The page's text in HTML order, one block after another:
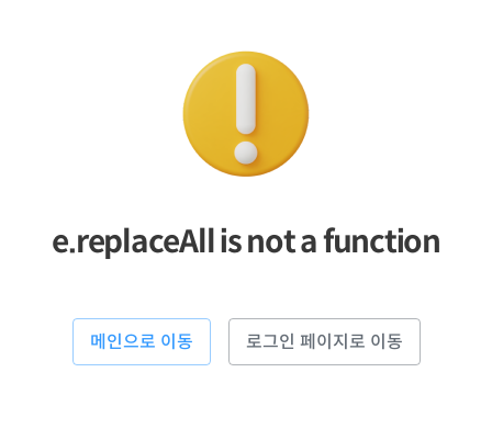
e.replaceAll is not a function
메인으로 이동 로그인 페이지로 이동